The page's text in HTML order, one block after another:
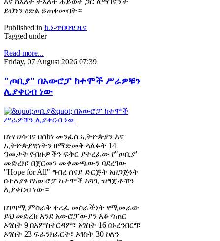
እና ከእለት ተእለት ሕይወት ጋር ለማገናኘት
ይህንን ዕድል ይጠቀሙበት።
Published in ኪነ-ጥበባዊ ዜና
Tagged under
Read more...
Friday, 07 August 2026 07:39
"ጦቢያ" በአውሮፓ ከተሞች ሥራዎቹን
ሊያቀርብ ነው
በነፃ ሀሳብና በሰከነ መንፈስ ኢትዮጵያን እና
ኢትዮጵያዊነትን በማድመቅ ላለፉት 14
ዓመታት የብዙዎችን ፍቅር ያተረፈው የ"ጦቢያ"
መድረክ፣ በጀርመን መቀመጫውን ባደረገው
"Hope for All" ግብረ ሰናይ ድርጅት አዘጋጅነት
በተለያዩ የአውሮፓ ከተሞች አጓጊ ዝግጅቶቹን
ሊያቀርብ ነው።
በገጣሚ ምስራቅ ተረፈ መስራችነት የሚመራው
ይህ መድረክ እንደ አውሮፓውያን አቆጣጠር
ኦገስት 9 በአምስተርዳም፣ ኦገስት 16 በኑረንበርግ፣
ኦገስት 23 ፍራንክፈርት፣ ኦገስት 30 ኮለን